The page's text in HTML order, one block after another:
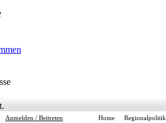
Anmelden / Beitreten Home Regionalpolitik